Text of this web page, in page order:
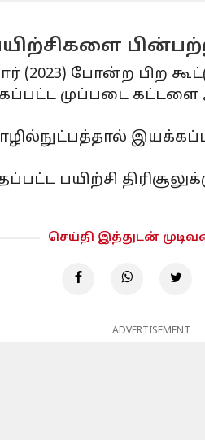
(2023) போன்ற பிற
முப்படை
பயிற்சி
செய்தி இத்துடன்
ADVERTISEMENT